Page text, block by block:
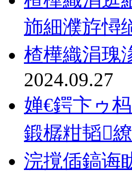
斾細濮斿憳
楂樺織涓瑰
2024.09.27
婵€鍔卞ゥ
鍛樼粓韬
浣撹偛鎬诲